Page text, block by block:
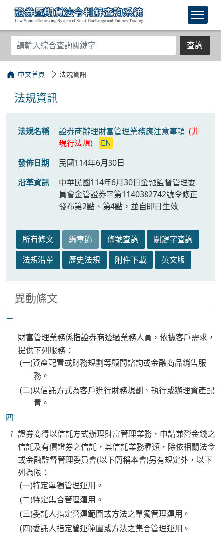
查詢
中文首頁 法規資訊
法規資訊
法規名稱 證券商辦理財富管理業務應注意事項 (非
現行法規)
EN
發佈日期
民國114年6月30日
沿革資訊
中華民國114年6月30日金融監督管理委
員會金管證券字第1140382742號令修正
發布第2點、第4點，並自即日生效
所有條文 編章節 條號查詢
關鍵字查詢
法規沿革
歷史法規 附件下載 英文版
異動條文
二
財富管理業務係指證券商透過業務人員，依據客戶需求，
提供下列服務：
(一)資產配置或財務規劃等顧問諮詢或金融商品銷售服
務。
(二)以信託方式為客戶進行財務規劃、執行或辦理資產配
置。
四
證券商得以信託方式辦理財富管理業務，申請兼營金錢之
信託及有價證券之信託，其信託業務種類，除依相關法令
或金融監督管理委員會(以下簡稱本會)另有規定外，以下
列為限：
(一)特定單獨管理運用。
(二)特定集合管理運用。
(三)委託人指定營運範圍或方法之單獨管理運用。
(四)委託人指定營運範圍或方法之集合管理運用。